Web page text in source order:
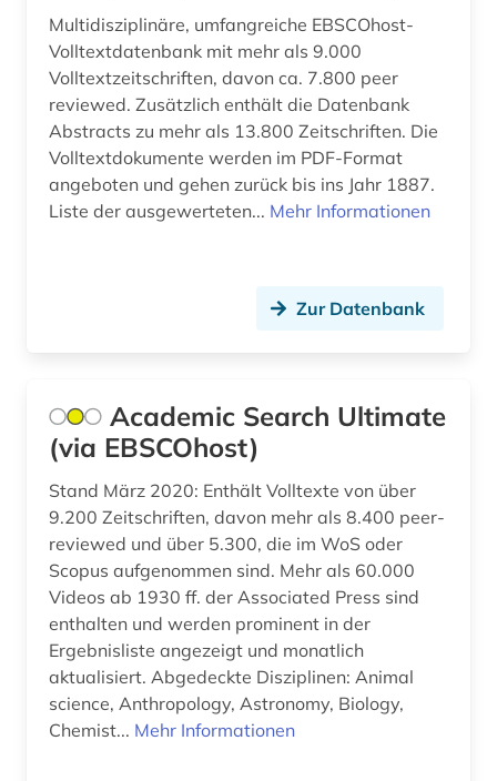
computermusik (1)
computerspiel (1)
conservatorium der musik (1)
coverversion (1)
darstellende kunst (2)
deutsch (2)
deutsches museum von meisterwerken der
naturwissenschaft und technik (1)
deutsches nationaltheater weimar (1)
deutsches sprachgebiet (3)
deutsches volksliedarchiv (1)
deutschland (8)
Multidisziplinäre, umfangreiche EBSCOhost-
Volltextdatenbank mit mehr als 9.000
Volltextzeitschriften, davon ca. 7.800 peer
reviewed. Zusätzlich enthält die Datenbank
Abstracts zu mehr als 13.800 Zeitschriften. Die
Volltextdokumente werden im PDF-Format
angeboten und gehen zurück bis ins Jahr 1887.
Liste der ausgewerteten... Mehr Informationen
Zur Datenbank
Academic Search Ultimate
(via EBSCOhost)
Stand März 2020: Enthält Volltexte von über
9.200 Zeitschriften, davon mehr als 8.400 peer-
reviewed und über 5.300, die im WoS oder
Scopus aufgenommen sind. Mehr als 60.000
Videos ab 1930 ff. der Associated Press sind
enthalten und werden prominent in der
Ergebnisliste angezeigt und monatlich
aktualisiert. Abgedeckte Disziplinen: Animal
science, Anthropology, Astronomy, Biology,
Chemist... Mehr Informationen